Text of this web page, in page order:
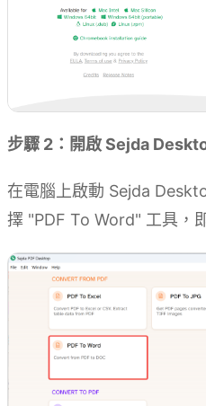
步驟 2：開啟 Sejda
在電腦上啟動 Sejda
擇 "PDF To Word" 工具，